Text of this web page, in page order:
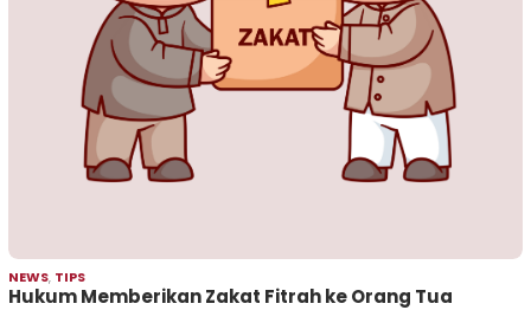
NEWS, TIPS
Hukum Memberikan Zakat Fitrah ke Orang Tua